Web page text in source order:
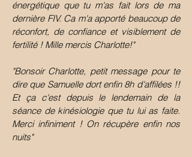
énergétique que tu m'as fait lors de ma
dernière FIV. Ca m'a apporté beaucoup de
réconfort, de confiance et visiblement de
fertilité ! Mille mercis Charlotte!"
"Bonsoir Charlotte, petit message pour te
dire que Samuelle dort enfin 8h d'affilées !!
Et ça c'est depuis le lendemain de la
séance de kinésiologie que tu lui as faite.
Merci infiniment ! On récupère enfin nos
nuits"